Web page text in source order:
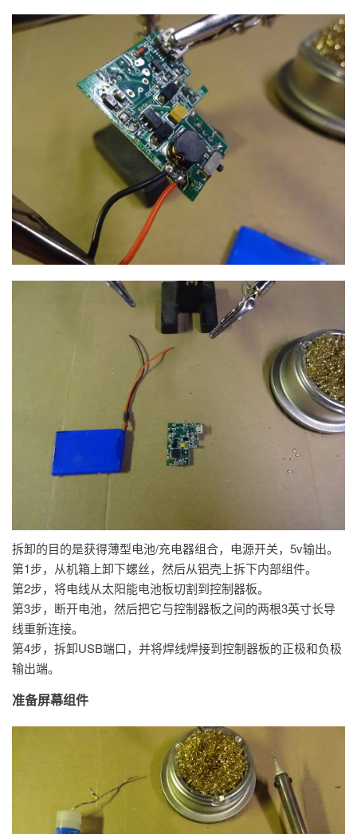
拆卸的目的是获得薄型电池/充电器组合，电源开关，5v输出。
第1步，从机箱上卸下螺丝，然后从铝壳上拆下内部组件。
第2步，将电线从太阳能电池板切割到控制器板。
第3步，断开电池，然后把它与控制器板之间的两根3英寸长导
线重新连接。
第4步，拆卸USB端口，并将焊线焊接到控制器板的正极和负极
输出端。
准备屏幕组件